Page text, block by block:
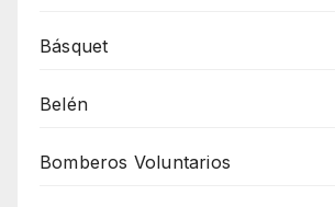
Básquet
Belén
Bomberos Voluntarios